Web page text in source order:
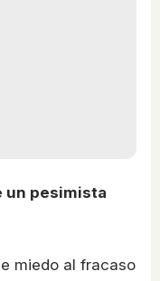
un pesimista
miedo al fracaso